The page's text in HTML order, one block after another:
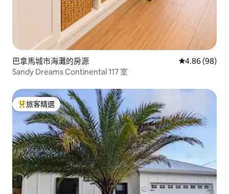
巴拿馬城市海灘的房源 從 98 則評價
4.86 (98)
Sandy Dreams Continental 117 室
旅客精選榜首
旅客精選